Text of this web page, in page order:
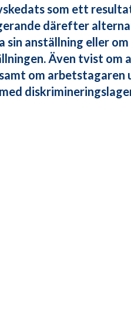
som ett
därefter
anställning eller om
Även tvist om
om